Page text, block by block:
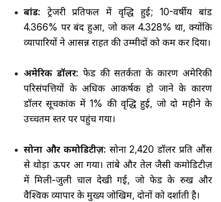
बांड: ट्रेजरी प्रतिफल में वृद्धि हुई; 10-वर्षीय बांड
4.366% पर बंद हुआ, जो कल 4.328% था, क्योंकि
व्यापारियों ने आसन्न राहत की उम्मीदों को कम कर दिया।
अमेरिकी डॉलर: फेड की सतर्कता के कारण अमेरिकी
परिसंपत्तियों के अधिक आकर्षक हो जाने के कारण
डॉलर सूचकांक में 1% की वृद्धि हुई, जो दो महीने के
उच्चतम स्तर पर पहुंच गया।
सोना और कमोडिटीज़: सोना 2,420 डॉलर प्रति औंस
से थोड़ा ऊपर आ गया। तांबे और तेल जैसी कमोडिटीज़
में मिली-जुली चाल देखी गई, जो फेड के रुख और
वैश्विक व्यापार के मुख्य जोखिम, दोनों को दर्शाती है।